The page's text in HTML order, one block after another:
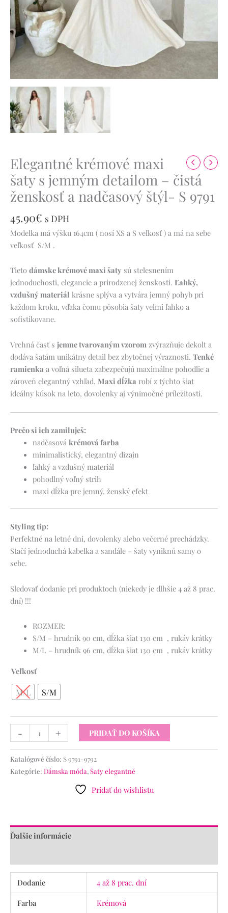
Elegantné krémové maxi
šaty s jemným detailom – čistá
ženskosť a nadčasový štýl- S 9791
45.90€ s DPH
Modelka má výšku 164cm ( nosí XS a S veľkosť ) a má na sebe
veľkosť S/M .
Tieto dámske krémové maxi šaty sú stelesnením
jednoduchosti, elegancie a prirodzenej ženskosti. Ľahký,
vzdušný materiál krásne splýva a vytvára jemný pohyb pri
každom kroku, vďaka čomu pôsobia šaty veľmi ľahko a
sofistikovane.
Vrchná časť s jemne tvarovaným vzorom zvýrazňuje dekolt a
dodáva šatám unikátny detail bez zbytočnej výraznosti. Tenké
ramienka a voľná silueta zabezpečujú maximálne pohodlie a
zároveň elegantný vzhľad. Maxi dĺžka robí z týchto šiat
ideálny kúsok na leto, dovolenky aj výnimočné príležitosti.
Prečo si ich zamiluješ:
nadčasová krémová farba
minimalistický, elegantný dizajn
ľahký a vzdušný materiál
pohodlný voľný strih
maxi dĺžka pre jemný, ženský efekt
Styling tip:
Perfektné na letné dni, dovolenky alebo večerné prechádzky.
Stačí jednoduchá kabelka a sandále – šaty vyniknú samy o
sebe.
Sledovať dodanie pri produktoch (niekedy je dlhšie 4 až 8 prac.
dní) !!!
ROZMER:
S/M – hrudník 90 cm, dĺžka šiat 130 cm , rukáv krátky
M/L – hrudník 96 cm, dĺžka šiat 130 cm , rukáv krátky
Veľkosť
M/L S/M
-
9791
+ PRIDAŤ DO KOŠÍKA
Katalógové číslo: S 9791-9792
Kategórie: Dámska móda,Šaty elegantné
Pridať do wishlistu
Ďalšie informácie
Dodanie
4 až 8 prac. dní
Farba
Krémová